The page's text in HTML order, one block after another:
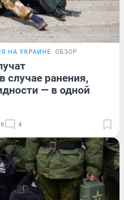
НА УКРАИНЕ ОБЗОР
случае ранения,
— в одной
4